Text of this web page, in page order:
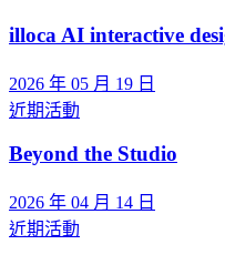
illoca AI interactive
2026 年 05 月 19 日
近期活動
Beyond the Studio
2026 年 04 月 14 日
近期活動